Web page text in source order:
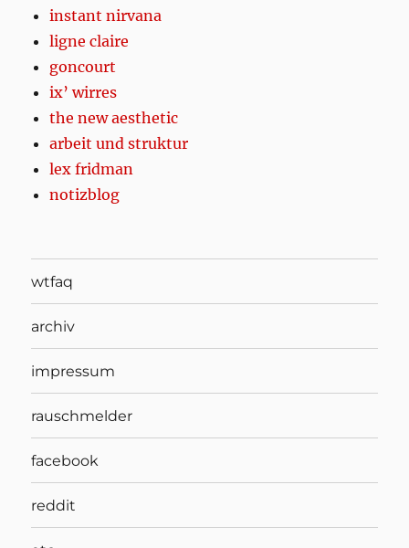
instant nirvana
ligne claire
goncourt
ix’ wirres
the new aesthetic
arbeit und struktur
lex fridman
notizblog
wtfaq
archiv
impressum
rauschmelder
facebook
reddit